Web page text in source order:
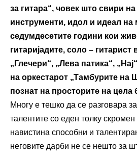
за гитара“, човек што свири
инструменти, идол и идеал на
седумдесетите години кои
гитаријадите, соло – гитарист
„Глечери“, „Лева патика“, „Нај
на оркестарот „Тамбурите на
познат на просторите на цела
Многу е тешко да се разговара
талентите со еден толку скромен
навистина способни и
неговите дарби не се нешто за